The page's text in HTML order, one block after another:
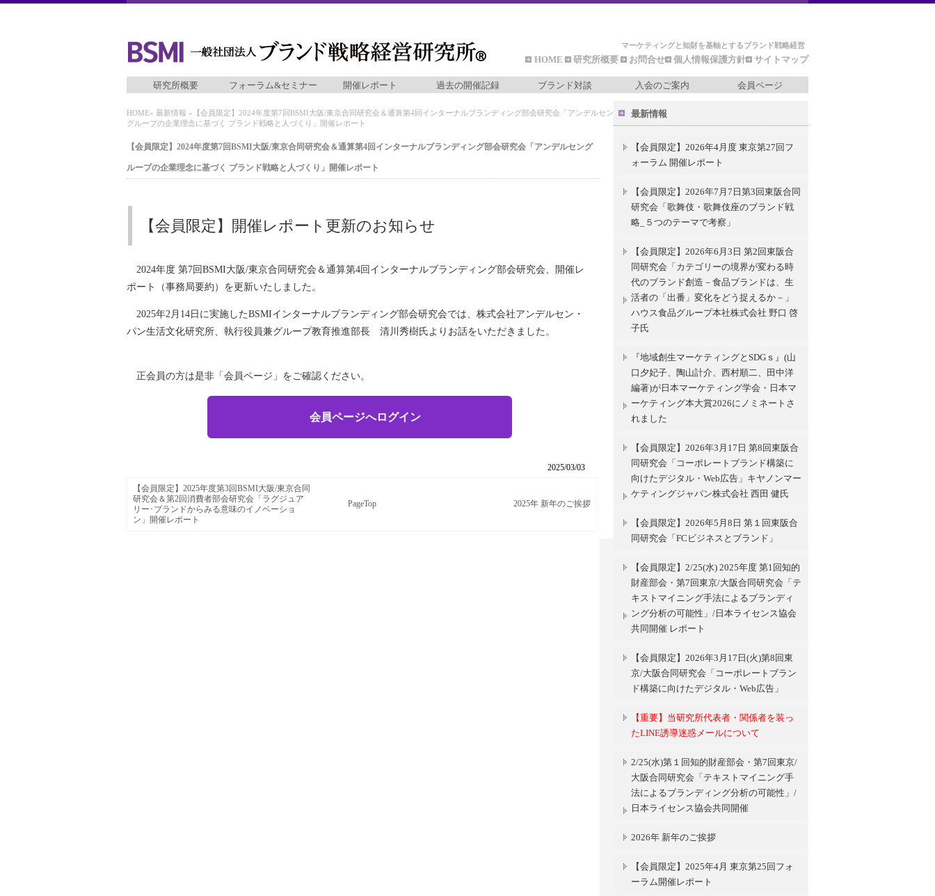
マーケティングと知財を基軸とするブランド戦略経営
HOME 研究所概要 お問合せ 個人情報保護方針 サイトマップ
研究所概要 フォーラム&セミナー 開催レポート 過去の開催記録 ブランド対談 入会のご案内 会員ページ
HOME» 最新情報 »【会員限定】2024年度第7回BSMI大阪/東京合同研究会＆通算第4回インターナルブランディング部会研究会「アンデルセン
グループの企業理念に基づく ブランド戦略と人づくり」開催レポート
【会員限定】2024年度第7回BSMI大阪/東京合同研究会＆通算第4回インターナルブランディング部会研究会「アンデルセング
ループの企業理念に基づく ブランド戦略と人づくり」開催レポート
【会員限定】開催レポート更新のお知らせ
2024年度 第7回BSMI大阪/東京合同研究会＆通算第4回インターナルブランディング部会研究会、開催レ
ポート（事務局要約）を更新いたしました。
2025年2月14日に実施したBSMIインターナルブランディング部会研究会では、株式会社アンデルセン・
パン生活文化研究所、執行役員兼グループ教育推進部長 清川秀樹氏よりお話をいただきました。
正会員の方は是非「会員ページ」をご確認ください。
会員ページへログイン
2025/03/03
【会員限定】2025年度第3回BSMI大阪/東京合同
研究会＆第2回消費者部会研究会「ラグジュア
リー･ブランドからみる意味のイノベーショ
ン」開催レポート
PageTop 2025年 新年のご挨拶
最新情報
【会員限定】2026年4月度 東京第27回フ
ォーラム 開催レポート
【会員限定】2026年7月7日第3回東阪合同
研究会「歌舞伎・歌舞伎座のブランド戦
略_５つのテーマで考察」
【会員限定】2026年6月3日 第2回東阪合
同研究会「カテゴリーの境界が変わる時
代のブランド創造－食品ブランドは、生
活者の「出番」変化をどう捉えるか－」
ハウス食品グループ本社株式会社 野口 啓
子氏
『地域創生マーケティングとSDGｓ』(山
口夕妃子、陶山計介、西村順二、田中洋
編著)が日本マーケティング学会・日本マ
ーケティング本大賞2026にノミネートさ
れました
【会員限定】2026年3月17日 第8回東阪合
同研究会「コーポレートブランド構築に
向けたデジタル・Web広告」キヤノンマー
ケティングジャパン株式会社 西田 健氏
【会員限定】2026年5月8日 第１回東阪合
同研究会「FCビジネスとブランド」
【会員限定】2/25(水) 2025年度 第1回知的
財産部会・第7回東京/大阪合同研究会「テ
キストマイニング手法によるブランディ
ング分析の可能性」/日本ライセンス協会
共同開催 レポート
【会員限定】2026年3月17日(火)第8回東
京/大阪合同研究会「コーポレートブラン
ド構築に向けたデジタル・Web広告」
【重要】当研究所代表者・関係者を装っ
たLINE誘導迷惑メールについて
2/25(水)第１回知的財産部会・第7回東京/
大阪合同研究会「テキストマイニング手
法によるブランディング分析の可能性」/
日本ライセンス協会共同開催
2026年 新年のご挨拶
【会員限定】2025年4月 東京第25回フォ
ーラム開催レポート